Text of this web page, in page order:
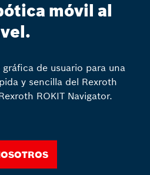
móvil al
de usuario para una
y sencilla del Rexroth
ROKIT Navigator.